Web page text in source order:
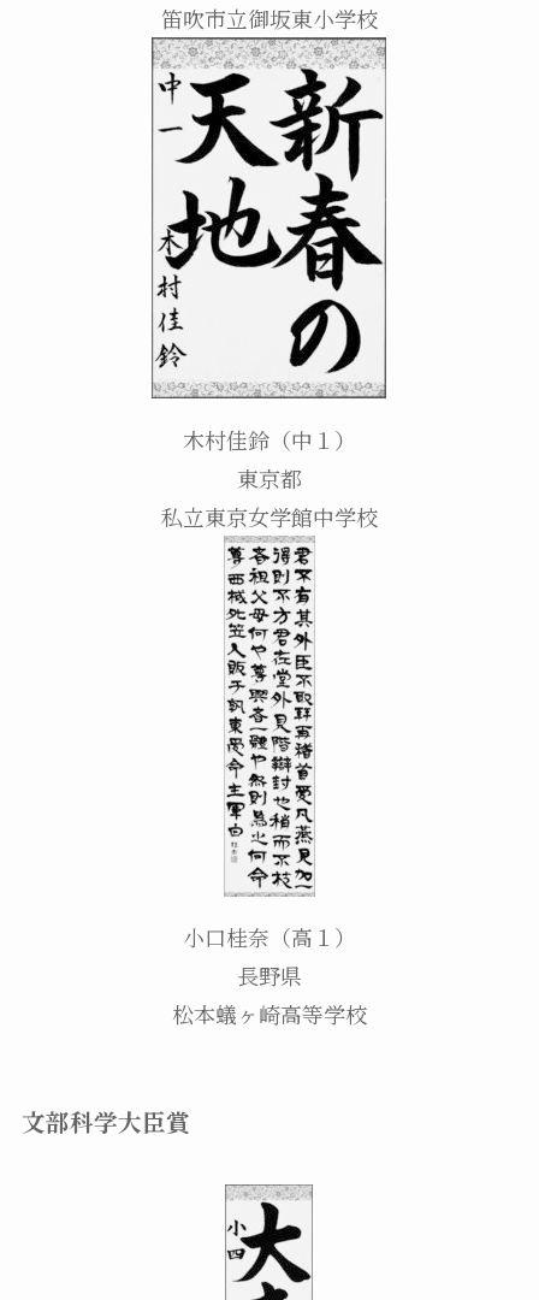
笛吹市立御坂東小学校
木村佳鈴（中１）
東京都
私立東京女学館中学校
小口桂奈（高１）
長野県
松本蟻ヶ崎高等学校
文部科学大臣賞